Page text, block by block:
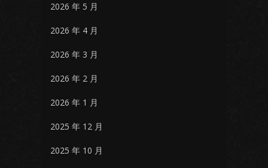
2026 年 5 月
2026 年 4 月
2026 年 3 月
2026 年 2 月
2026 年 1 月
2025 年 12 月
2025 年 10 月